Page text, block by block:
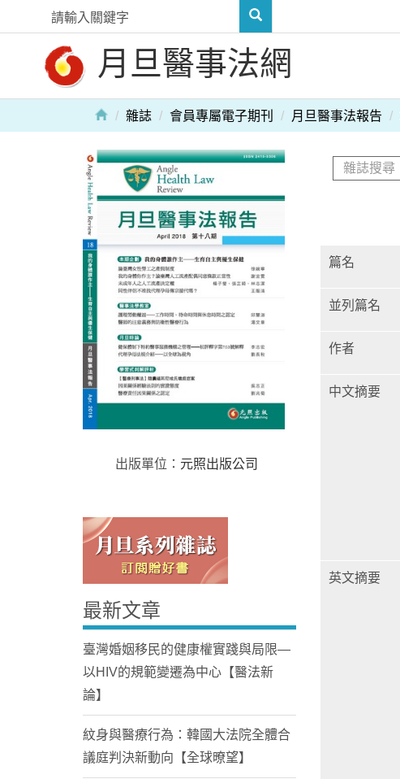
月旦醫事法網
雜誌 會員專屬電子期刊 月旦醫事法報告
篇名
並列篇名
作者
中文摘要
英文摘要
出版單位： 元照出版公司
最新文章
臺灣婚姻移民的健康權實踐與局限—
以HIV的規範變遷為中心【醫法新
論】
紋身與醫療行為：韓國大法院全體合
議庭判決新動向【全球暸望】